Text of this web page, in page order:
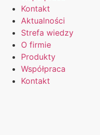
Kontakt
Aktualności
Strefa wiedzy
O firmie
Produkty
Współpraca
Kontakt